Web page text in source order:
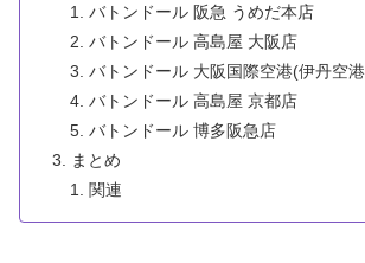
バトンドール 阪急 うめだ本店
バトンドール 高島屋 大阪店
バトンドール 大阪国際空港(伊丹空
バトンドール 高島屋 京都店
バトンドール 博多阪急店
まとめ
関連